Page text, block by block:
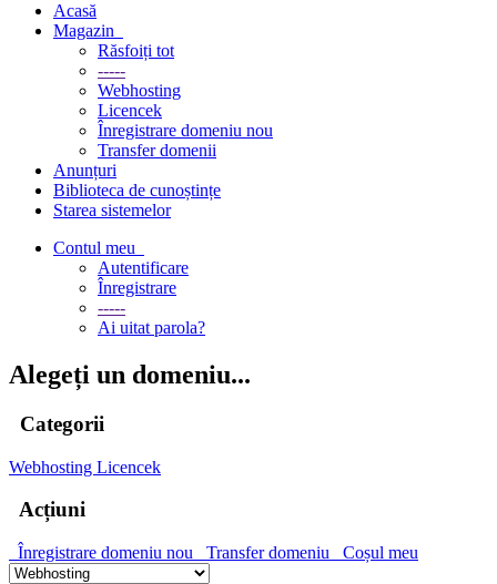
Acasă
Magazin
Răsfoiți tot
-----
Webhosting
Licencek
Înregistrare domeniu nou
Transfer domenii
Anunțuri
Biblioteca de cunoștințe
Starea sistemelor
Contul meu
Autentificare
Înregistrare
-----
Ai uitat parola?
Alegeți un domeniu...
Categorii
Webhosting Licencek
Acțiuni
Înregistrare domeniu nou Transfer domeniu Coșul meu